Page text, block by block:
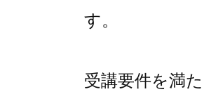
す。
受講要件を満